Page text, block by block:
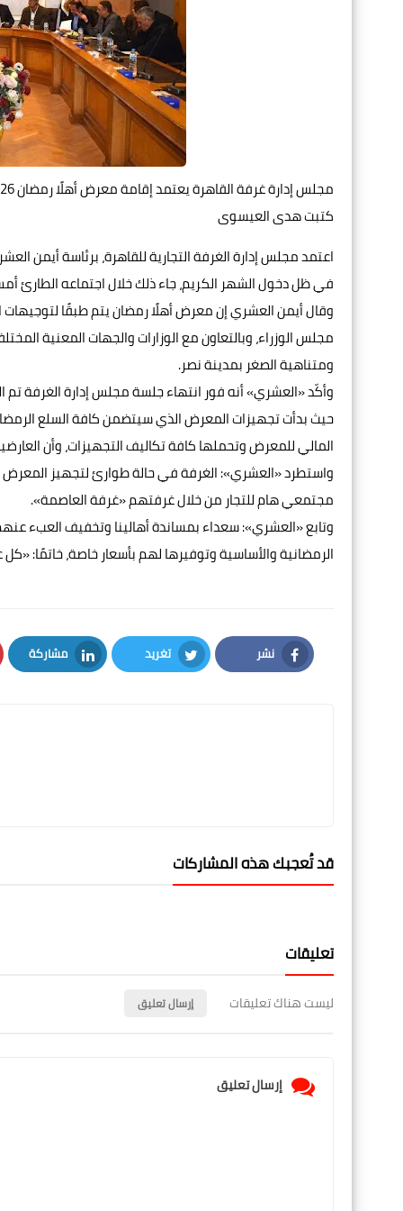
مجلس إدارة غرفة القاهرة يعتمد إقامة معرض أهلًا رمضان 2026.. يتضمن كافة السلع الرمضانية والأساسية بأسعار مخفضة
كتبت هدى العيسوى
في ظل دخول الشهر الكريم، جاء ذلك خلال اجتماعه الطارئ أمس
وقال أيمن العشري إن معرض أهلًا رمضان يتم طبقًا
مجلس الوزراء، وبالتعاون مع الوزارات والجهات المعنية
ومتناهية الصغر بمدينة نصر.
وأكّد «العشري» أنه فور انتهاء جلسة مجلس إدارة الغرفة
حيث بدأت تجهيزات المعرض الذي سيتضمن كافة السلع
المالي للمعرض وتحملها كافة تكاليف التجهيزات، وأن
واستطرد «العشري»: الغرفة في حالة طوارئ لتجهيز المعرض
مجتمعي هام للتجار من خلال غرفتهم «غرفة العاصمة».
وتابع «العشري»: سعداء بمساندة أهالينا وتخفيف العبء
الرمضانية والأساسية وتوفيرها لهم بأسعار خاصة، خاتمًا:
نشر
Facebook
تغريد
Twitter
مشاركة
LinkedIn
قد تُعجبك هذه المشاركات
تعليقات
ليست هناك تعليقات إرسال تعليق
إرسال تعليق